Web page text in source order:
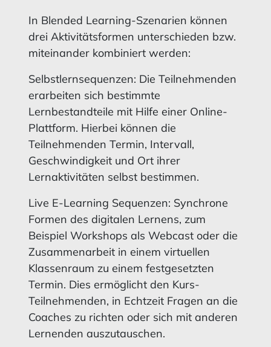
In Blended Learning-Szenarien können
drei Aktivitätsformen unterschieden bzw.
miteinander kombiniert werden:
Selbstlernsequenzen: Die Teilnehmenden
erarbeiten sich bestimmte
Lernbestandteile mit Hilfe einer Online-
Plattform. Hierbei können die
Teilnehmenden Termin, Intervall,
Geschwindigkeit und Ort ihrer
Lernaktivitäten selbst bestimmen.
Live E-Learning Sequenzen: Synchrone
Formen des digitalen Lernens, zum
Beispiel Workshops als Webcast oder die
Zusammenarbeit in einem virtuellen
Klassenraum zu einem festgesetzten
Termin. Dies ermöglicht den Kurs-
Teilnehmenden, in Echtzeit Fragen an die
Coaches zu richten oder sich mit anderen
Lernenden auszutauschen.